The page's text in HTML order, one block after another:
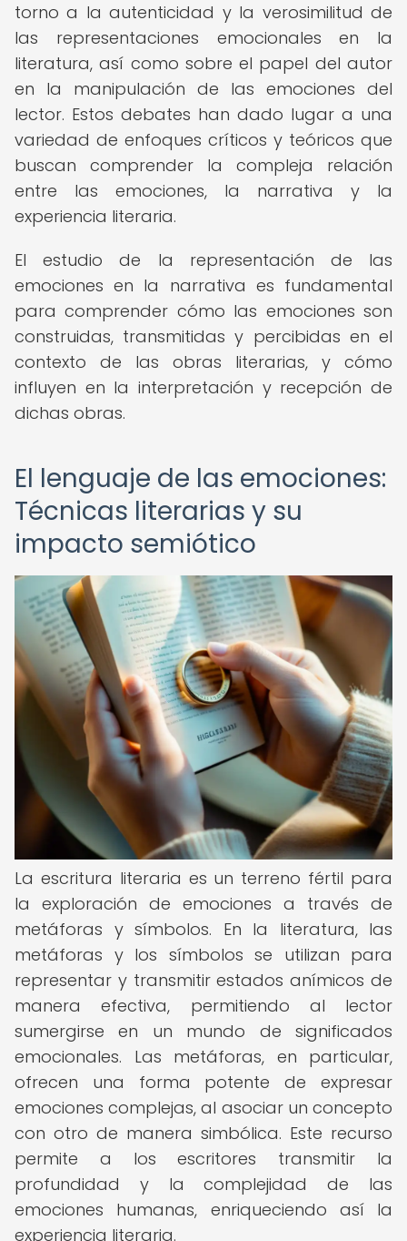
torno a la autenticidad y la verosimilitud de
las representaciones emocionales en la
literatura, así como sobre el papel del autor
en la manipulación de las emociones del
lector. Estos debates han dado lugar a una
variedad de enfoques críticos y teóricos que
buscan comprender la compleja relación
entre las emociones, la narrativa y la
experiencia literaria.
El estudio de la representación de las
emociones en la narrativa es fundamental
para comprender cómo las emociones son
construidas, transmitidas y percibidas en el
contexto de las obras literarias, y cómo
influyen en la interpretación y recepción de
dichas obras.
El lenguaje de las emociones:
Técnicas literarias y su
impacto semiótico
La escritura literaria es un terreno fértil para
la exploración de emociones a través de
metáforas y símbolos. En la literatura, las
metáforas y los símbolos se utilizan para
representar y transmitir estados anímicos de
manera efectiva, permitiendo al lector
sumergirse en un mundo de significados
emocionales. Las metáforas, en particular,
ofrecen una forma potente de expresar
emociones complejas, al asociar un concepto
con otro de manera simbólica. Este recurso
permite a los escritores transmitir la
profundidad y la complejidad de las
emociones humanas, enriqueciendo así la
experiencia literaria.